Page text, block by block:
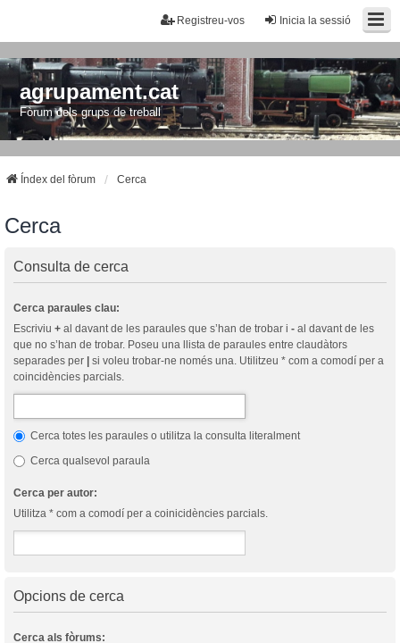
Inicia la sessió
Registreu-vos
agrupament.cat
Fòrum dels grups de treball
Índex del fòrum Cerca
Cerca
Consulta de cerca
Cerca paraules clau:
Escriviu + al davant de les paraules que s’han de trobar i - al davant de les
que no s’han de trobar. Poseu una llista de paraules entre claudàtors
separades per | si voleu trobar-ne només una. Utilitzeu * com a comodí per a
coincidències parcials.
Cerca totes les paraules o utilitza la consulta literalment
Cerca qualsevol paraula
Cerca per autor:
Utilitza * com a comodí per a coinicidències parcials.
Opcions de cerca
Cerca als fòrums: